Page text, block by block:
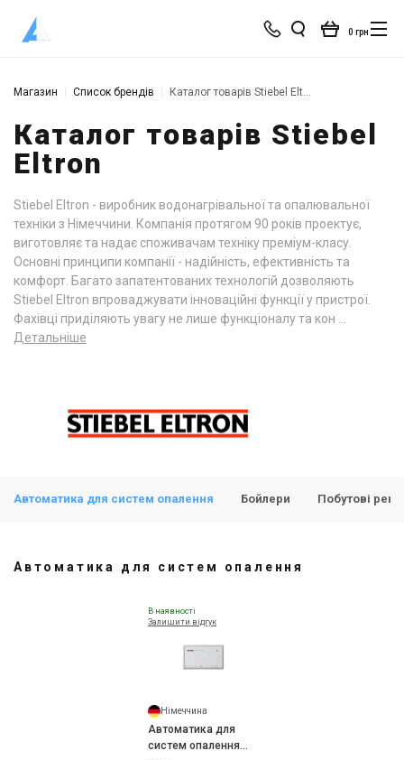
0 грн
Магазин Список брендів Каталог товарів Stiebel Eltron
Каталог товарів Stiebel
Eltron
Stiebel Eltron - виробник водонагрівальної та опалювальної
техніки з Німеччини. Компанія протягом 90 років проектує,
виготовляє та надає споживачам техніку преміум-класу.
Основні принципи компанії - надійність, ефективність та
комфорт. Багато запатентованих технологій дозволяють
Stiebel Eltron впроваджувати інноваційні функції у пристрої.
Фахівці приділяють увагу не лише функціоналу та кон ...
Детальніше
Автоматика для систем опалення Бойлери Побутові
Автоматика для систем опалення
В наявності
Залишити відгук
Німеччина
Автоматика для
систем опалення